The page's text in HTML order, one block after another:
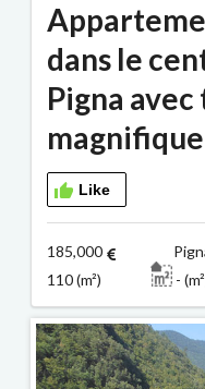
dans le
Pigna
magnifique
Like
185,000
110 (m²)
-